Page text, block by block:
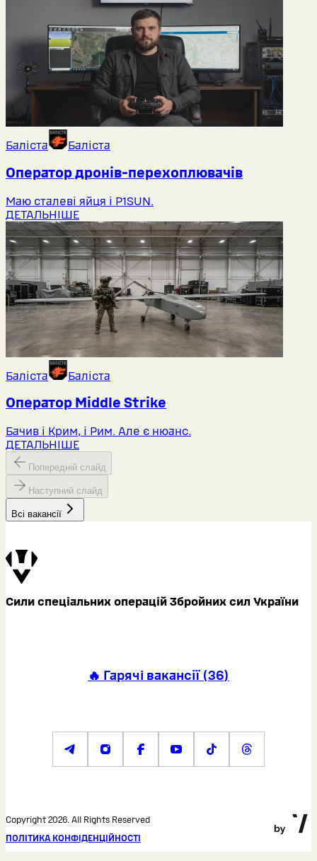
Баліста Баліста
Оператор дронів-перехоплювачів
Маю сталеві яйця і P1SUN.
ДЕТАЛЬНІШЕ
Баліста Баліста
Оператор Middlе Strike
Бачив і Крим, і Рим. Але є нюанс.
ДЕТАЛЬНІШЕ
Попередній слайд
Наступний слайд
Всі вакансії
Сили спеціальних операцій Збройних сил України
🔥 Гарячі вакансії(36)
Copyright 2026. All Rights Reserved
ПОЛІТИКА КОНФІДЕНЦІЙНОСТІ